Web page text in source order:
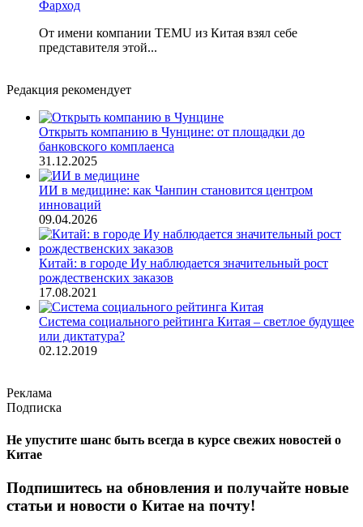
Фарход
От имени компании TEMU из Китая взял себе
представителя этой...
Редакция рекомендует
Открыть компанию в Чунцине: от площадки до
банковского комплаенса
31.12.2025
ИИ в медицине: как Чанпин становится центром
инноваций
09.04.2026
Китай: в городе Иу наблюдается значительный рост
рождественских заказов
17.08.2021
Система социального рейтинга Китая – светлое будущее
или диктатура?
02.12.2019
Реклама
Подписка
Не упустите шанс быть всегда в курсе свежих новостей о
Китае
Подпишитесь на обновления и получайте новые
статьи и новости о Китае на почту!